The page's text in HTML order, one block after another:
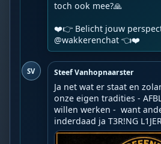
toch ook mee?🙏
❤️👉 Belicht jouw
@wakkerenchat 👈❤️️
SV Steef Vanhopnaarster
Ja net wat er staat en
onze eigen tradities -
willen werken -  want
inderdaad ja T3R!NG